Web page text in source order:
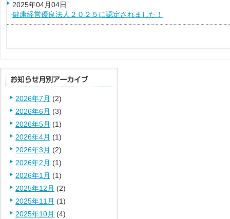
2025年04月04日
健康経営優良法人２０２５に認定されました！
2026年7月 (2)
2026年6月 (3)
2026年5月 (1)
2026年4月 (1)
2026年3月 (2)
2026年2月 (1)
2026年1月 (1)
2025年12月 (2)
2025年11月 (1)
2025年10月 (4)